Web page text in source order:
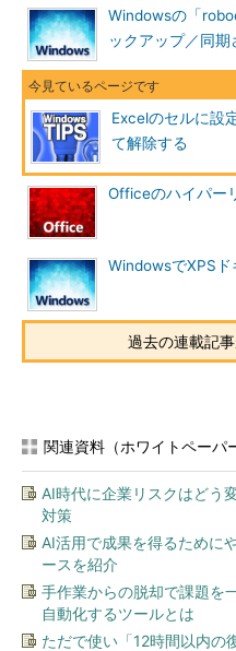
Windowsの「
ックアップ／同期
Excelのセルに設
て解除する
Officeのハイパー
WindowsでXPS
過去の連載記
関連資料（ホワイトペーパ
AI時代に企業リスクはどう
対策
AI活用で成果を得るために
ースを紹介
手作業からの脱却で課題を
自動化するツールとは
ただで使い「12時間以内の